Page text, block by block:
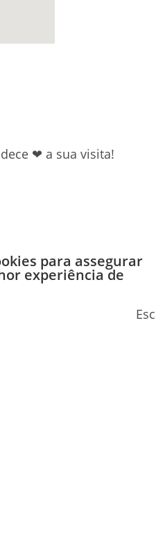
❤ a sua visita!
para assegurar
experiência de